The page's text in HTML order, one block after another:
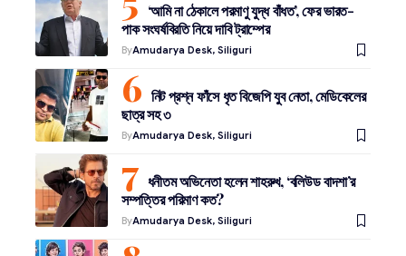
‘আমি না ঠেকালে পরমাণু যুদ্ধ বাঁধত’, ফের ভারত-
পাক সংঘর্ষবিরতি নিয়ে দাবি ট্রাম্পের
ByAmudarya Desk, Siliguri
নিট প্রশ্ন ফাঁসে ধৃত বিজেপি যুব নেতা, মেডিকেলের
ছাত্র সহ ৩
ByAmudarya Desk, Siliguri
ধনীতম অভিনেতা হলেন শাহরুখ, ‘বলিউড বাদশা’র
সম্পত্তির পরিমাণ কত?
ByAmudarya Desk, Siliguri